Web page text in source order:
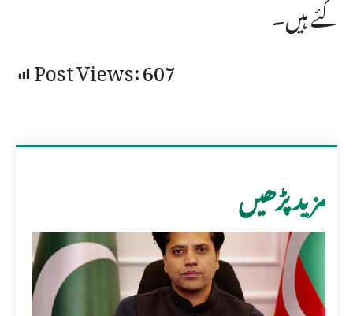
گئے ہیں۔
Post Views:607
مزید پڑھیں